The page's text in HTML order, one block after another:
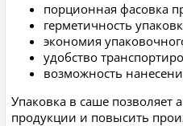
порционная фасовка
герметичность
экономия
удобство
возможность
Упаковка в саше позволяет
продукции и повысить